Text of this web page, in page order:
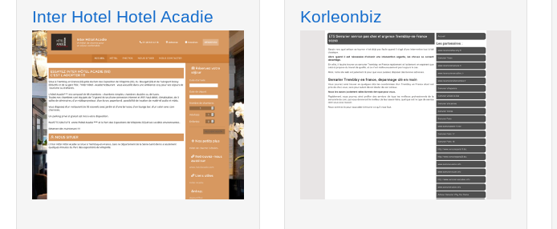
Inter Hotel Hotel Acadie Korleonbiz